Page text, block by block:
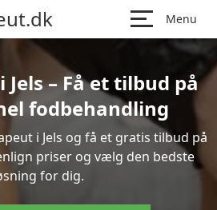
Menu
– Få et tilbud på
fodbehandling
i Jels og få et gratis tilbud på
priser og vælg den bedste
for dig.